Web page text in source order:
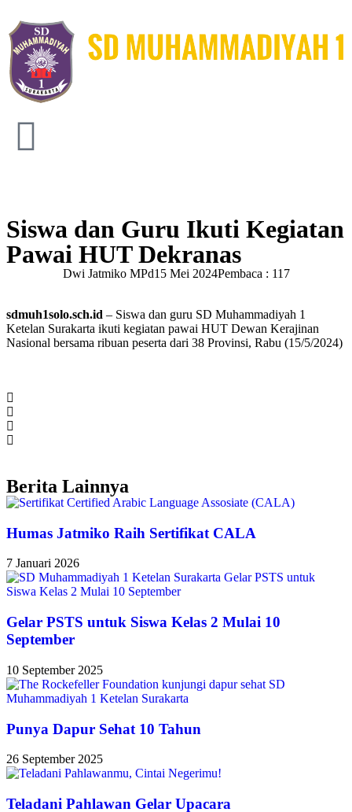
Siswa dan Guru Ikuti Kegiatan
Pawai HUT Dekranas
Dwi Jatmiko MPd15 Mei 2024Pembaca : 117
sdmuh1solo.sch.id – Siswa dan guru SD Muhammadiyah 1
Ketelan Surakarta ikuti kegiatan pawai HUT Dewan Kerajinan
Nasional bersama ribuan peserta dari 38 Provinsi, Rabu (15/5/2024)
Berita Lainnya
Humas Jatmiko Raih Sertifikat CALA
7 Januari 2026
Gelar PSTS untuk Siswa Kelas 2 Mulai 10
September
10 September 2025
Punya Dapur Sehat 10 Tahun
26 September 2025
Teladani Pahlawan Gelar Upacara